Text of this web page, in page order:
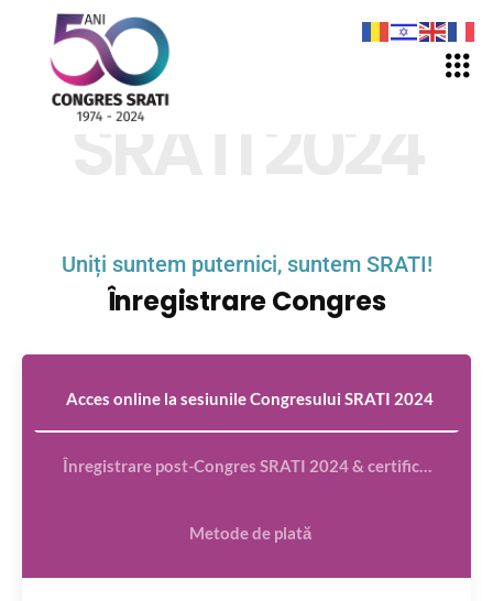
Uniți suntem puternici, suntem SRATI!
Înregistrare Congres
SRATI 2024
Acces online la sesiunile Congresului SRATI 2024
Înregistrare post-Congres SRATI 2024 & certificat cu credite ECMEC®
Metode de plată